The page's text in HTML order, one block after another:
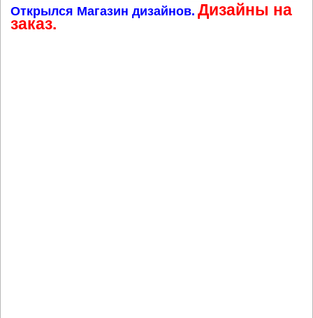
Открылся Магазин дизайнов. Дизайны на
заказ.